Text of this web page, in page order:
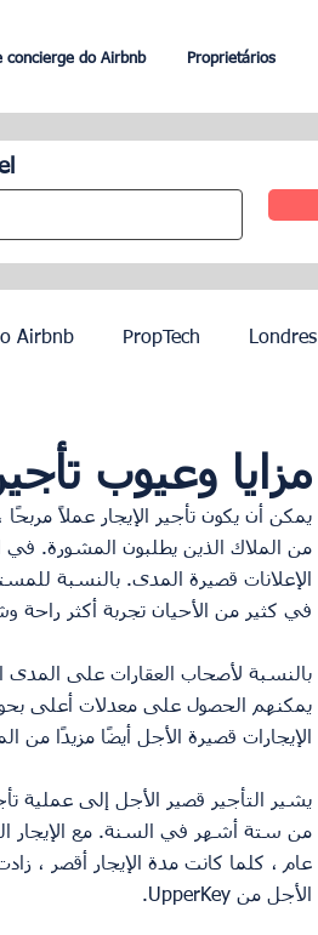
concierge do Airbnb Proprietários
Airbnb PropTech Londres
مزايا وعيوب
يمكن أن يكون تأجير الإيجار عملاً
الإعلانات قصيرة المدى. بالنسبة
في كثير من الأحيان تجربة أكثر راحة
بالنسبة لأصحاب العقارات على المدى
يمكنهم الحصول على معدلات أعلى
الإيجارات قصيرة الأجل أيضًا مزيدًا من
يشير التأجير قصير الأجل إلى عملية
من ستة أشهر في السنة. مع الإيجار
عام ، كلما كانت مدة الإيجار أقصر ،
الأجل من UpperKey.